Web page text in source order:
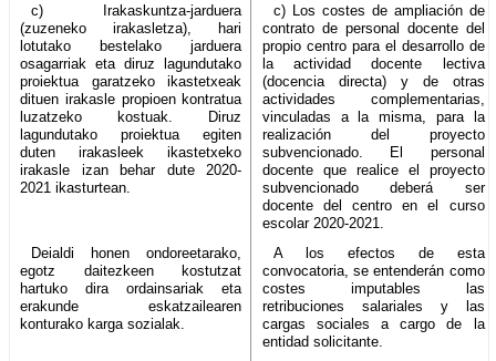
c) Irakaskuntza-jarduera
(zuzeneko irakasletza), hari
lotutako bestelako jarduera
osagarriak eta diruz lagundutako
proiektua garatzeko ikastetxeak
dituen irakasle propioen kontratua
luzatzeko kostuak. Diruz
lagundutako proiektua egiten
duten irakasleek ikastetxeko
irakasle izan behar dute 2020-
2021 ikasturtean.
c) Los costes de ampliación de
contrato de personal docente del
propio centro para el desarrollo de
la actividad docente lectiva
(docencia directa) y de otras
actividades complementarias,
vinculadas a la misma, para la
realización del proyecto
subvencionado. El personal
docente que realice el proyecto
subvencionado deberá ser
docente del centro en el curso
escolar 2020-2021.
Deialdi honen ondoreetarako,
egotz daitezkeen kostutzat
hartuko dira ordainsariak eta
erakunde eskatzailearen
konturako karga sozialak.
A los efectos de esta
convocatoria, se entenderán como
costes imputables las
retribuciones salariales y las
cargas sociales a cargo de la
entidad solicitante.